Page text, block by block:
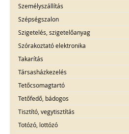
Személyszállítás
Szépségszalon
Szigetelés, szigetelőanyag
Szórakoztató elektronika
Takarítás
Társasházkezelés
Tetőcsomagtartó
Tetőfedő, bádogos
Tisztító, vegytisztítás
Totózó, lottózó